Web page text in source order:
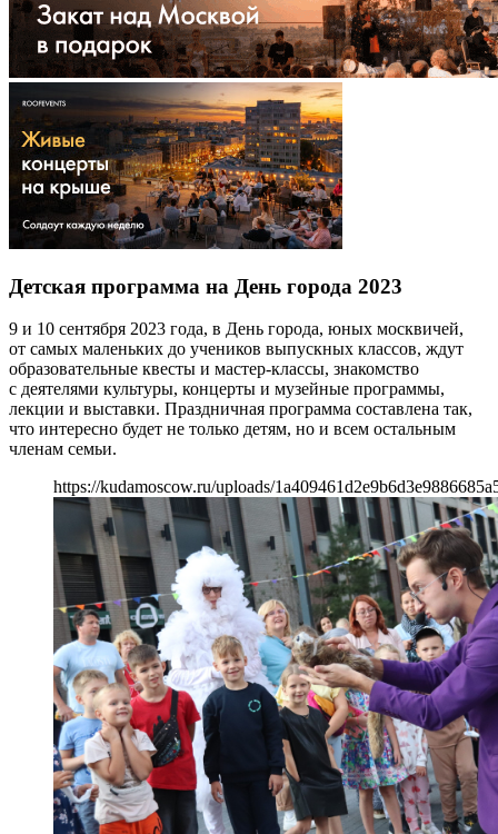
Детская программа на День города 2023
9 и 10 сентября 2023 года, в День города, юных москвичей,
от самых маленьких до учеников выпускных классов, ждут
образовательные квесты и мастер-классы, знакомство
с деятелями культуры, концерты и музейные программы,
лекции и выставки. Праздничная программа составлена так,
что интересно будет не только детям, но и всем остальным
членам семьи.
https://kudamoscow.ru/uploads/